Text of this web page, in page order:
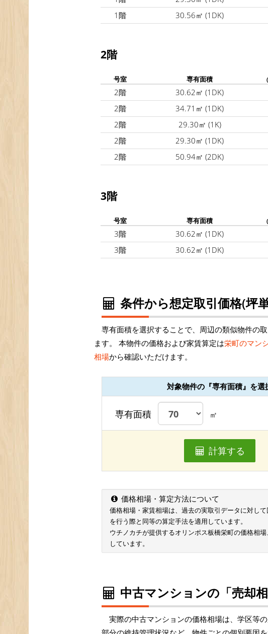
1階
30.56㎡ (1DK)
2階
号室 専有面積
2階 30.62㎡ (1DK)
2階
34.71㎡ (1DK)
2階
29.30㎡ (1K)
2階
29.30㎡ (1DK)
2階
50.94㎡ (2DK)
3階
号室 専有面積
3階 30.62㎡ (1DK)
3階
30.62㎡ (1DK)
条件から想定取引価格(坪
専有面積を選択することで、周辺の類似物件の
ます。 本物件の価格および家賃算定は栄町のマン
相場から確認いただけます。
対象物件の『専有面積』を選
専有面積 ㎡
計算する
価格相場・算定方法について
価格相場・家賃相場は、過去の実取引データに対し
を行う際と同等の算定手法を適用しています。
ウチノカチが提供するオリンポス板橋栄町の価格相
しています。
中古マンションの「売却
実際の中古マンションの価格相場は、学区等